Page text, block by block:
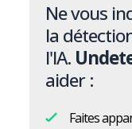
Ne vous
la
l'IA.
aider :
Faites